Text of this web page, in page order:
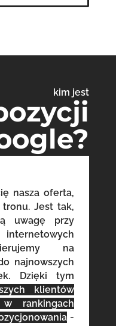
kim jest
nasza oferta,
Jest tak,
uwagę przy
na
najnowszych
Dzięki tym
klientów
rankingach
-